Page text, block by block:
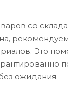
со
Это
ожидания.